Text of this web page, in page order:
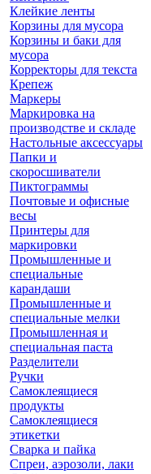
Клейкие ленты
Корзины для мусора
Корзины и баки для
мусора
Корректоры для текста
Крепеж
Маркеры
Маркировка на
производстве и складе
Настольные аксессуары
Папки и
скоросшиватели
Пиктограммы
Почтовые и офисные
весы
Принтеры для
маркировки
Промышленные и
специальные
карандаши
Промышленные и
специальные мелки
Промышленная и
специальная паста
Разделители
Ручки
Самоклеящиеся
продукты
Самоклеящиеся
этикетки
Сварка и пайка
Спреи, аэрозоли, лаки